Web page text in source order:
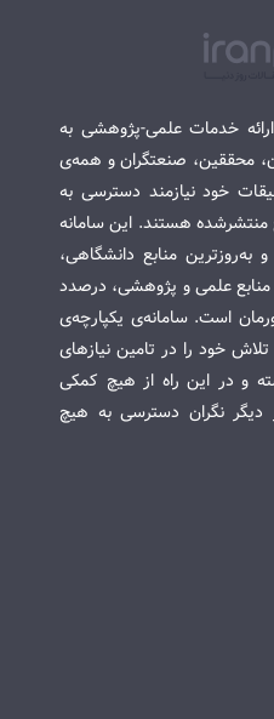
ارائه خدمات علمی-پژوهشی به
محققین، صنعتگران و همه‌ی
خود نیازمند دسترسی به
منتشرشده هستند. این سامانه
به‌روزترین منابع دانشگاهی،
منابع علمی و پژوهشی، درصدد
است. سامانه‌ی یکپارچه‌ی
تلاش خود را در تامین نیازهای
و در این راه از هیچ کمکی
دیگر نگران دسترسی به هیچ